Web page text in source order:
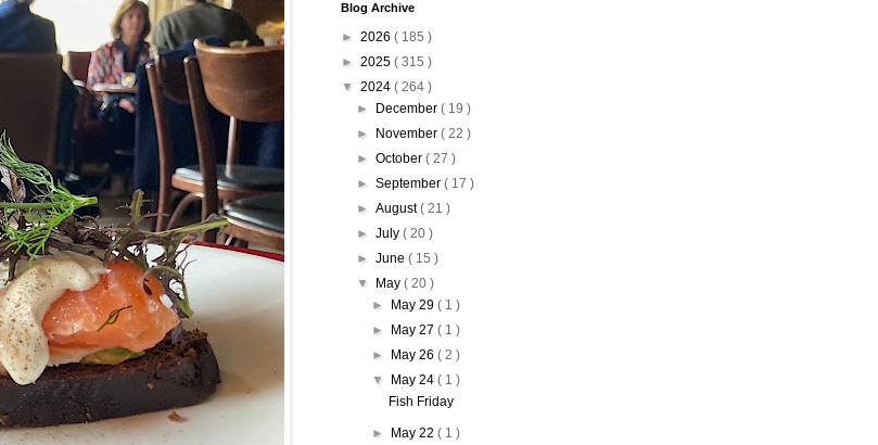
Blog Archive
► 2026 ( 185 )
► 2025 ( 315 )
▼ 2024 ( 264 )
►
December ( 19 )
►
November ( 22 )
► October ( 27 )
► September ( 17 )
► August( 21 )
► July ( 20 )
► June ( 15 )
▼
May ( 20 )
►
May 29( 1 )
►
May 27( 1 )
►
May 26( 2 )
▼
May 24( 1 )
Fish Friday
► May 22( 1 )